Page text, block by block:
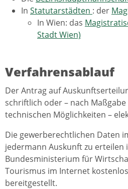
In Statutarstädten : der
In Wien: das
Stadt Wien)
Verfahrensablauf
Der Antrag auf
schriftlich oder – nach
technischen Möglichkeiten –
Die gewerberechtlichen Daten
jedermann Auskunft zu erteilen
Bundesministerium für
Tourismus im Internet
bereitgestellt.